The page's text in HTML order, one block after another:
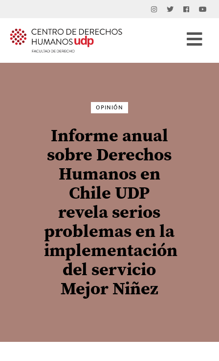
OPINIÓN
Informe anual
sobre Derechos
Humanos en
Chile UDP
revela serios
problemas en la
implementación
del servicio
Mejor Niñez